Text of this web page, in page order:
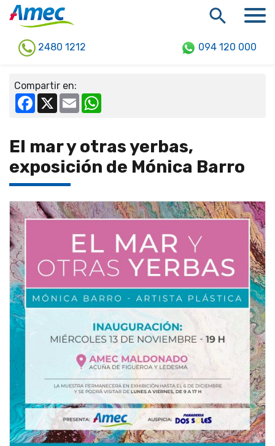
2480 1212 094 120 000
Compartir en:
Facebook
X Email
El mar y otras yerbas,
exposición de Mónica Barro